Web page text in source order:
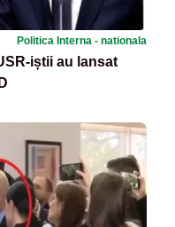
Politica Interna - nationala
iștii au lansat